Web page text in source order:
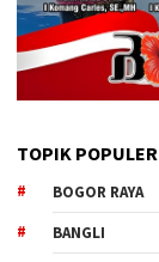
TOPIK POPULER
BOGOR RAYA
BANGLI